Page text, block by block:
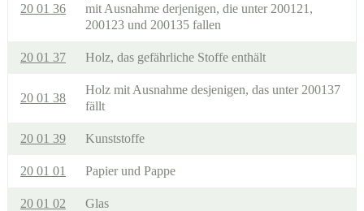
20 01 36
mit Ausnahme derjenigen, die unter 200121,
200123 und 200135 fallen
20 01 37 Holz, das gefährliche Stoffe enthält
20 01 38
Holz mit Ausnahme desjenigen, das unter 200137
fällt
20 01 39 Kunststoffe
20 01 01 Papier und Pappe
20 01 02 Glas